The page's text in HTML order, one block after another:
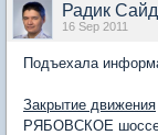
Радик
16 Sep 2011
Подъехала
Закрытие движения
РЯБОВСКОЕ